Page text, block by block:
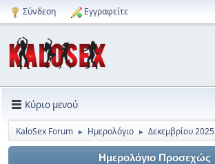
Σύνδεση Εγγραφείτε
Κύριο μενού
KaloSex Forum ► Ημερολόγιο ► Δεκεμβρίου 2025
Ημερολόγιο Προσεχώς